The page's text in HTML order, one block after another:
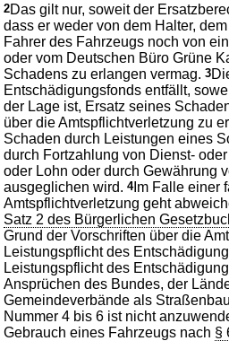
2Das gilt nur, soweit der
dass er weder von dem Halter,
Fahrer des Fahrzeugs noch von
oder vom Deutschen Büro Grüne
Schadens zu erlangen vermag.3
Entschädigungsfonds entfällt,
der Lage ist, Ersatz seines
über die Amtspflichtverletzung zu
Schaden durch Leistungen eines
durch Fortzahlung von Dienst-
oder Lohn oder durch Gewährung
ausgeglichen wird.4Im Falle einer
Amtspflichtverletzung geht
Satz 2 des Bürgerlichen
Grund der Vorschriften über die
Leistungspflicht des
Leistungspflicht des
Ansprüchen des Bundes, der
Gemeindeverbände als
Nummer 4 bis 6 ist nicht
Gebrauch eines Fahrzeugs nach §